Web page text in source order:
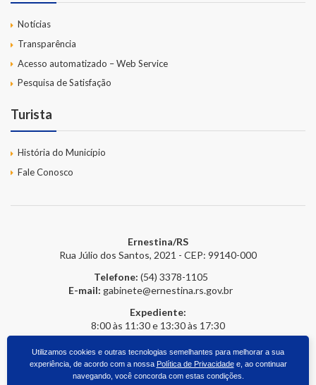
Notícias
Transparência
Acesso automatizado – Web Service
Pesquisa de Satisfação
Turista
História do Município
Fale Conosco
Ernestina/RS
Rua Júlio dos Santos, 2021 - CEP: 99140-000
Telefone: (54) 3378-1105
E-mail: gabinete@ernestina.rs.gov.br
Expediente:
8:00 às 11:30 e 13:30 às 17:30
2026 © Prefeitura Online- Todos os direitos reservados.
Utilizamos cookies e outras tecnologias semelhantes para melhorar a sua
experiência, de acordo com a nossa Política de Privacidadee, ao continuar
navegando, você concorda com estas condições.